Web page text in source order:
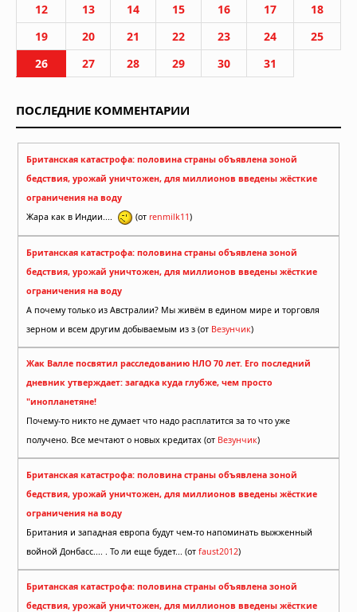
12
13 14 15 16 17
18
19
20 21 22 23 24
25
26
27 28 29 30 31
ПОСЛЕДНИЕ КОММЕНТАРИИ
Британская катастрофа: половина страны объявлена зоной
бедствия, урожай уничтожен, для миллионов введены жёсткие
ограничения на воду
Жара как в Индии....
(от renmilk11)
Британская катастрофа: половина страны объявлена зоной
бедствия, урожай уничтожен, для миллионов введены жёсткие
ограничения на воду
А почему только из Австралии? Мы живём в едином мире и торговля
зерном и всем другим добываемым из з (от Везунчик)
Жак Валле посвятил расследованию НЛО 70 лет. Его последний
дневник утверждает: загадка куда глубже, чем просто
"инопланетяне!
Почему-то никто не думает что надо расплатится за то что уже
получено. Все мечтают о новых кредитах (от Везунчик)
Британская катастрофа: половина страны объявлена зоной
бедствия, урожай уничтожен, для миллионов введены жёсткие
ограничения на воду
Британия и западная европа будут чем-то напоминать выжженный
войной Донбасс.... . То ли еще будет... (от faust2012)
Британская катастрофа: половина страны объявлена зоной
бедствия, урожай уничтожен, для миллионов введены жёсткие